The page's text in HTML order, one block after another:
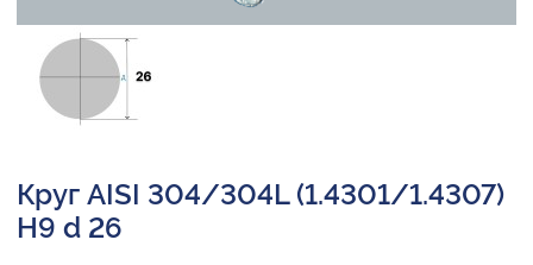
Круг AISI 304/304L (1.4301/1.4307)
H9 d 26